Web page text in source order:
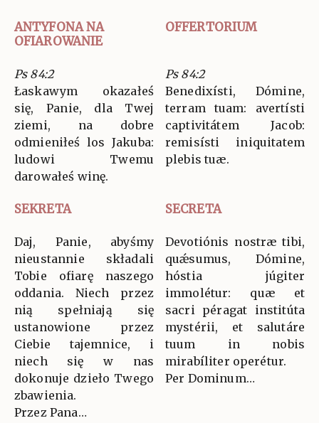
ANTYFONA NA
OFIAROWANIE
OFFERTORIUM
Ps 84:2
Łaskawym okazałeś
się, Panie, dla Twej
ziemi, na dobre
odmieniłeś los Jakuba:
ludowi Twemu
darowałeś winę.
Ps 84:2
Benedixísti, Dómine,
terram tuam: avertísti
captivitátem Jacob:
remisísti iniquitatem
plebis tuæ.
SEKRETA SECRETA
Daj, Panie, abyśmy
nieustannie składali
Tobie ofiarę naszego
oddania. Niech przez
nią spełniają się
ustanowione przez
Ciebie tajemnice, i
niech się w nas
dokonuje dzieło Twego
zbawienia.
Przez Pana…
Devotiónis nostræ tibi,
quǽsumus, Dómine,
hóstia júgiter
immolétur: quæ et
sacri péragat institúta
mystérii, et salutáre
tuum in nobis
mirabíliter operétur.
Per Dominum…